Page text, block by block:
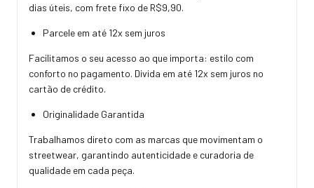
dias úteis, com frete fixo de R$9,90.
Parcele em até 12x sem juros
Facilitamos o seu acesso ao que importa: estilo com
conforto no pagamento. Divida em até 12x sem juros no
cartão de crédito.
Originalidade Garantida
Trabalhamos direto com as marcas que movimentam o
streetwear, garantindo autenticidade e curadoria de
qualidade em cada peça.